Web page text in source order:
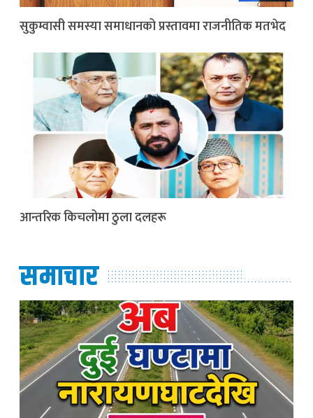
सुकुम्वासी समस्या समाधानको प्रस्तावमा राजनीतिक मतभेद
आन्तरिक किचलोमा ठुला दलहरू
समाचार